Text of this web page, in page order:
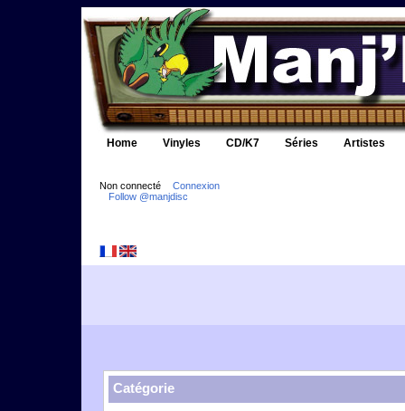
Home Vinyles CD/K7 Séries Artistes
Non connecté
Connexion
Follow @manjdisc
Catégorie